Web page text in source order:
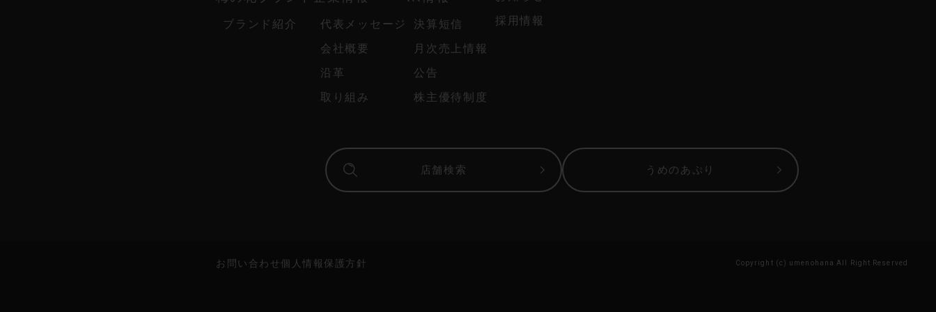
ブランド紹介 代表メッセージ
会社概要
沿革
取り組み
決算短信
月次売上情報
公告
株主優待制度
採用情報
店舗検索 うめのあぷり
お問い合わせ個人情報保護方針 Copyright (c) umenohana All Right Reserved